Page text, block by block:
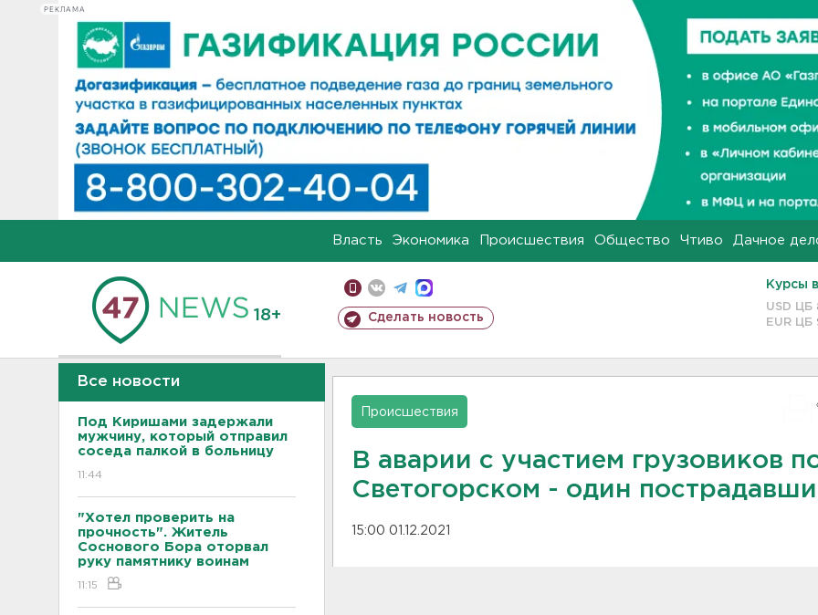
РЕКЛАМА
Власть Экономика Происшествия Общество Чтиво Дачное
18+ Сделать новость
Курсы
USD ЦБ
EUR ЦБ
Все новости
Под Киришами задержали
мужчину, который отправил
соседа палкой в больницу
11:44
"Хотел проверить на
прочность". Житель
Соснового Бора оторвал
руку памятнику воинам
11:15
Происшествия
В аварии с участием грузовиков
Светогорском - один
15:00 01.12.2021